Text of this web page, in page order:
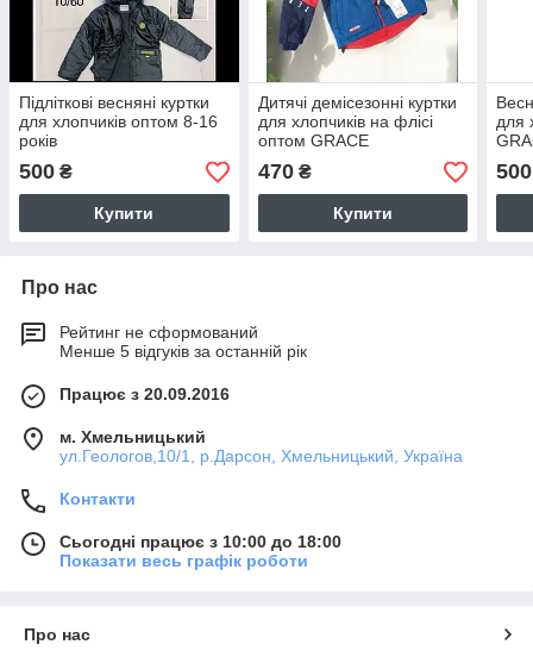
Підліткові весняні куртки
для хлопчиків оптом 8-16
років
500 ₴
Купити
Дитячі демісезонні куртки
для хлопчиків на флісі
оптом GRACE
470₴
Купити
для
500
Про нас
Рейтинг не сформований
Менше 5 відгуків за останній рік
Працює з 20.09.2016
м. Хмельницький
ул.Геологов,10/1, р.Дарсон, Хмельницький, Україна
Контакти
Сьогодні працює з 10:00 до 18:00
Показати весь графік роботи
Про нас